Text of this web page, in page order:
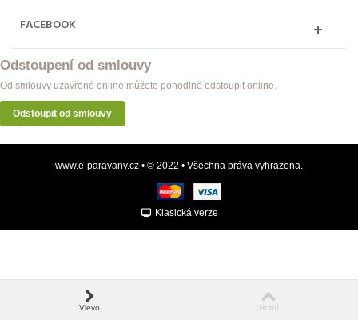
FACEBOOK
Odstoupení od smlouvy
Od smlouvy uzavřené online můžete pohodlně odstoupit online.
Odstoupit od smlouvy
www.e-paravany.cz • © 2022 • Všechna práva vyhrazena.
Klasická verze
Vlevo Horní